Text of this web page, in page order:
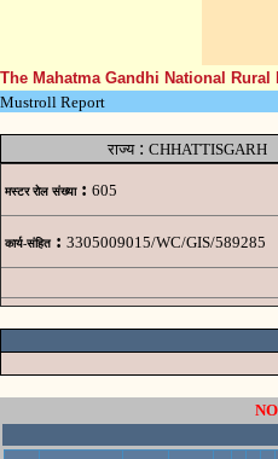
The Mahatma Gandhi National
Mustroll Report
राज्य: CHHATTISGARH
मस्टर रोल संख्या : 605
कार्य-संहित : 3305009015/WC/GIS/589285